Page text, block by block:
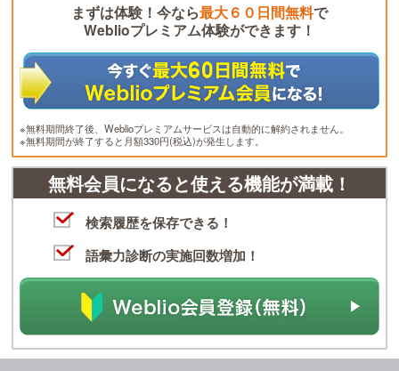
まずは体験！今なら最大６０日間無料で
Weblioプレミアム体験ができます！
※無料期間終了後、Weblioプレミアムサービスは自動的に解約されません。
※無料期間が終了すると月額330円(税込)が発生します。
無料会員になると使える機能が満載！
検索履歴を保存できる！
語彙力診断の実施回数増加！